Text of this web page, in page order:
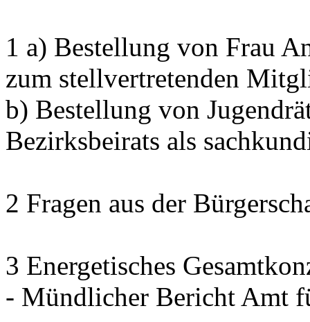
1 a) Bestellung von Frau
zum stellvertretenden
b) Bestellung von
Bezirksbeirats als
2 Fragen aus der
3 Energetisches
- Mündlicher Bericht Amt